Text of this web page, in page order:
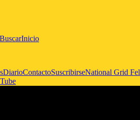
BuscarInicio
DiarioContactoSuscribirseNational Grid